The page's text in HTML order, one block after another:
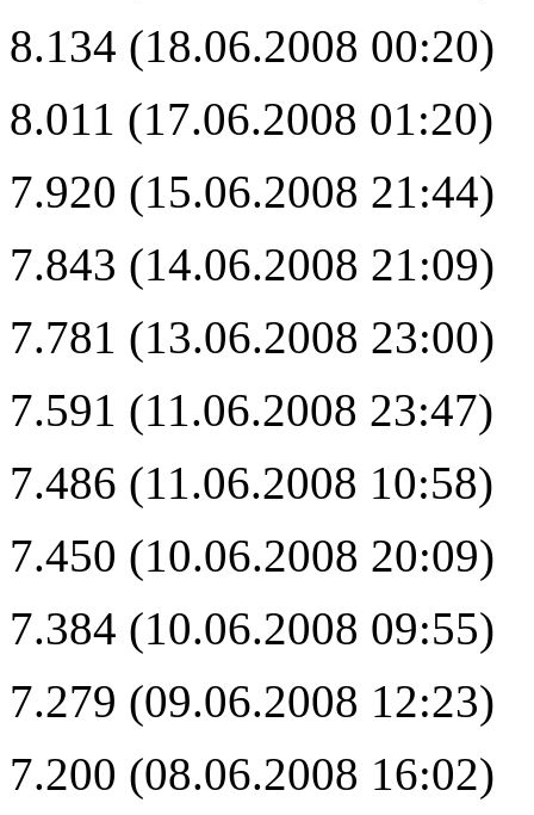
8.134 (18.06.2008 00:20)
8.011 (17.06.2008 01:20)
7.920 (15.06.2008 21:44)
7.843 (14.06.2008 21:09)
7.781 (13.06.2008 23:00)
7.591 (11.06.2008 23:47)
7.486 (11.06.2008 10:58)
7.450 (10.06.2008 20:09)
7.384 (10.06.2008 09:55)
7.279 (09.06.2008 12:23)
7.200 (08.06.2008 16:02)